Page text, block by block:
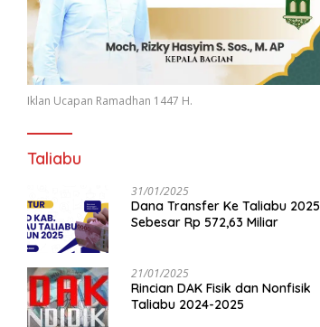
Iklan Ucapan Ramadhan 1447 H.
Taliabu
31/01/2025
Dana Transfer Ke Taliabu 2025
Sebesar Rp 572,63 Miliar
21/01/2025
Rincian DAK Fisik dan Nonfisik
Taliabu 2024-2025